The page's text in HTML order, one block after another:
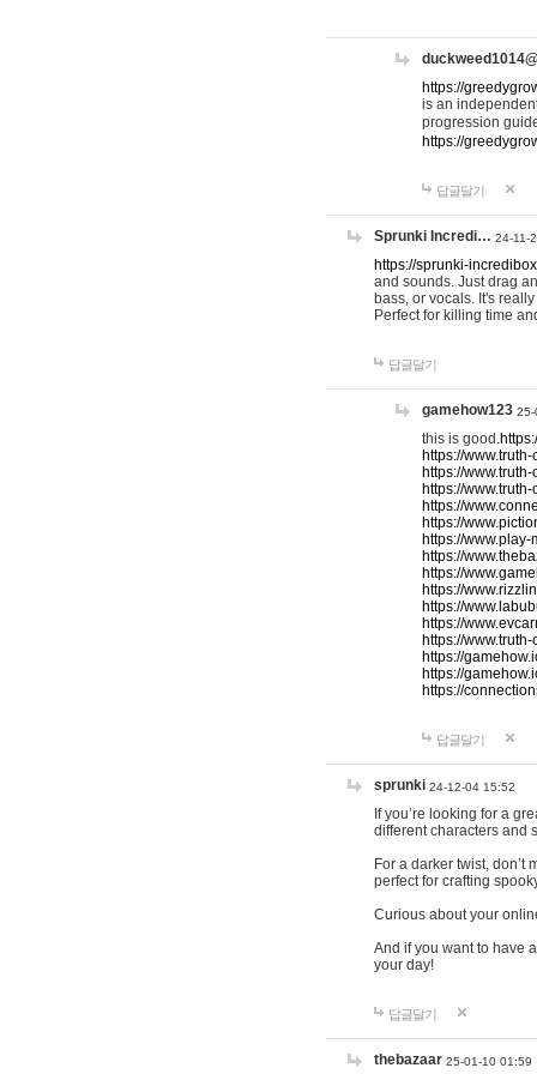
https://
is an
progression
https://
답글달기
Sprunki Incredi… 24-11-
https://sprunki-
and sounds. Just drag
bass, or vocals. It's
Perfect for killing time
답글달기
gamehow123 25-
this is good.
https://
https://
https://
https://
https://
https://
https://
https://
https://
https://
https://
https://
https://
https://
https://
답글달기
sprunki 24-12-04 15:52
If you’re looking for a
different characters and
For a darker twist, don’t
perfect for crafting
Curious about your
And if you want to have
your day!
답글달기
thebazaar 25-01-10 01:59